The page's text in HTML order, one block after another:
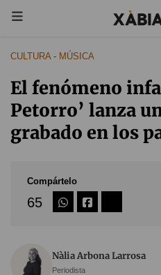
CULTURA- MÚSICA
El fenómeno
Petorro’ lanza
grabado en los
Compártelo
65
Nàlia Arbona Larrosa
Periodista